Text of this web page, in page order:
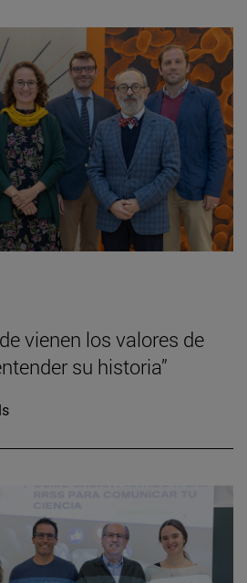
vienen los valores de
su historia”